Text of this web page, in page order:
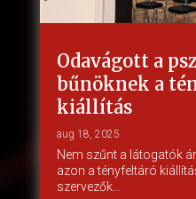
Odavágott a
bűnöknek a
kiállítás
aug 18, 2025
Nem szűnt a látogatók
azon a tényfeltáró
szervezők…